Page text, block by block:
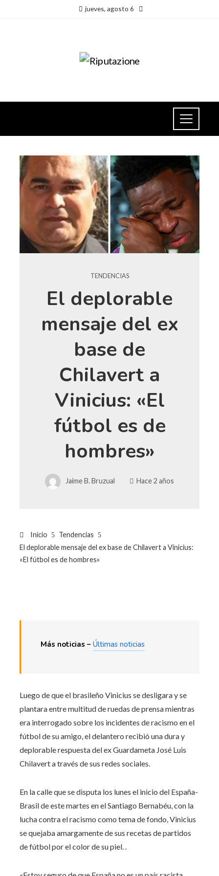
jueves, agosto 6
TENDENCIAS
El deplorable
mensaje del ex
base de
Chilavert a
Vinicius: «El
fútbol es de
hombres»
Jaime B. Bruzual Hace 2 años
Inicio
Tendencias
El deplorable mensaje del ex base de Chilavert a Vinicius:
«El fútbol es de hombres»
Más noticias – Últimas noticias
Luego de que el brasileño Vinicius se desligara y se
plantara entre multitud de ruedas de prensa mientras
era interrogado sobre los incidentes de racismo en el
fútbol de su amigo, el delantero recibió una dura y
deplorable respuesta del ex Guardameta José Luis
Chilavert a través de sus redes sociales.
En la calle que se disputa los lunes el inicio del España-
Brasil de este martes en el Santiago Bernabéu, con la
lucha contra el racismo como tema de fondo, Vinicius
se quejaba amargamente de sus recetas de partidos
de fútbol por el color de su piel. .